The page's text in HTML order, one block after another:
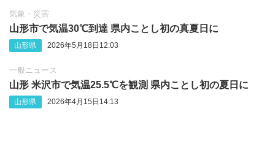
気象・災害
山形市で気温30℃到達 県内ことし初の真夏日に
山形県 2026年5月18日12:03
一般ニュース
山形 米沢市で気温25.5℃を観測 県内ことし初の夏日に
山形県 2026年4月15日14:13